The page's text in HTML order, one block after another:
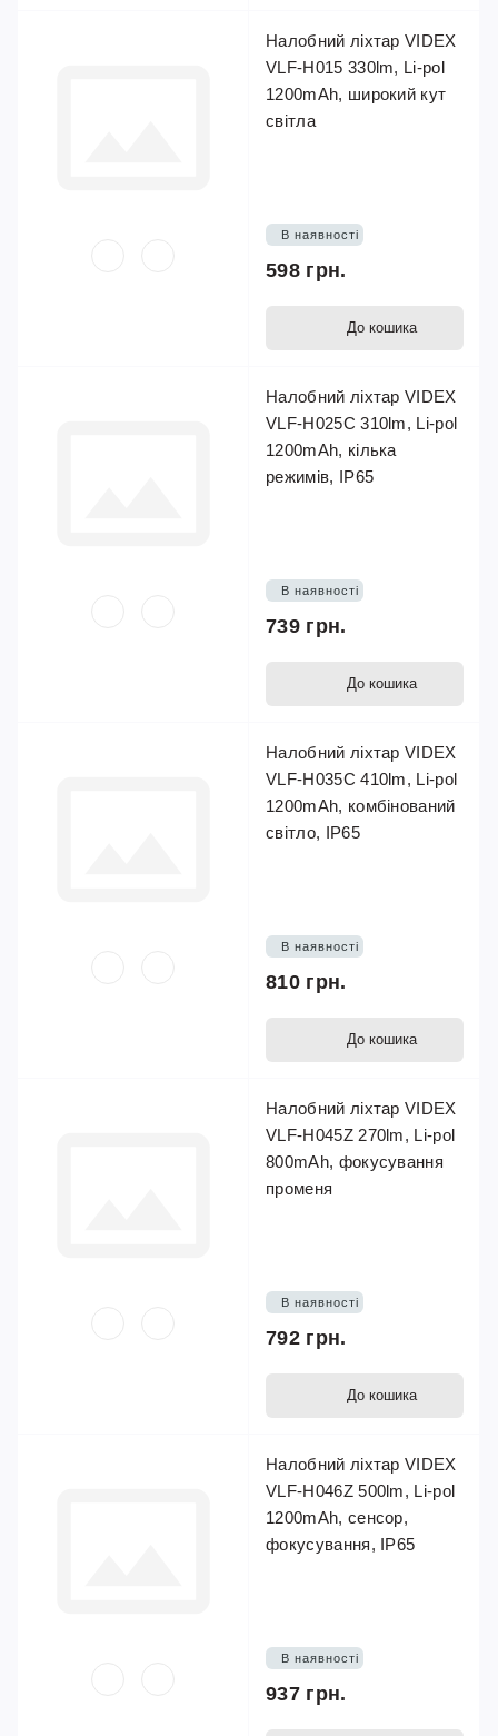
Налобний ліхтар VIDEX
VLF-H015 330lm, Li-pol
1200mAh, широкий кут
світла
В наявності
598 грн.
До кошика
Налобний ліхтар VIDEX
VLF-H025C 310lm, Li-pol
1200mAh, кілька
режимів, IP65
В наявності
739 грн.
До кошика
Налобний ліхтар VIDEX
VLF-H035C 410lm, Li-pol
1200mAh, комбінований
світло, IP65
В наявності
810 грн.
До кошика
Налобний ліхтар VIDEX
VLF-H045Z 270lm, Li-pol
800mAh, фокусування
променя
В наявності
792 грн.
До кошика
Налобний ліхтар VIDEX
VLF-H046Z 500lm, Li-pol
1200mAh, сенсор,
фокусування, IP65
В наявності
937 грн.